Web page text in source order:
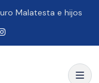
Malatesta e hijos